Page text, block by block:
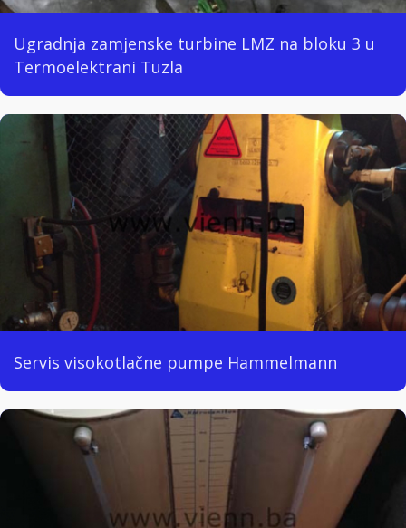
Ugradnja zamjenske turbine LMZ na bloku 3 u
Termoelektrani Tuzla
Servis visokotlačne pumpe Hammelmann